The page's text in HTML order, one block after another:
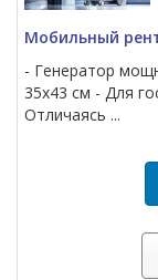
Мобильный
- Генератор
35х43 см - Для
Отличаясь ...